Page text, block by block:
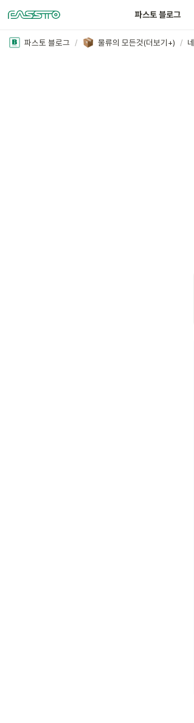
파스토 블로그
파스토 블로그 / 물류의 모든것(더보기+) /